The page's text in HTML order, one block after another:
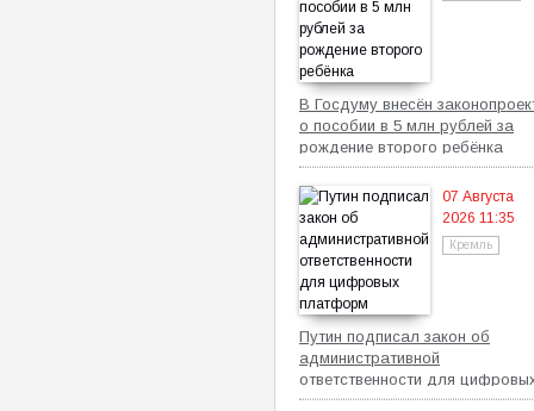
В Госдуму внесён
о пособии в 5 млн рублей за
рождение второго ребёнка
07 Августа
2026 11:35
Кремль
Путин подписал закон об
административной
ответственности для
платформ